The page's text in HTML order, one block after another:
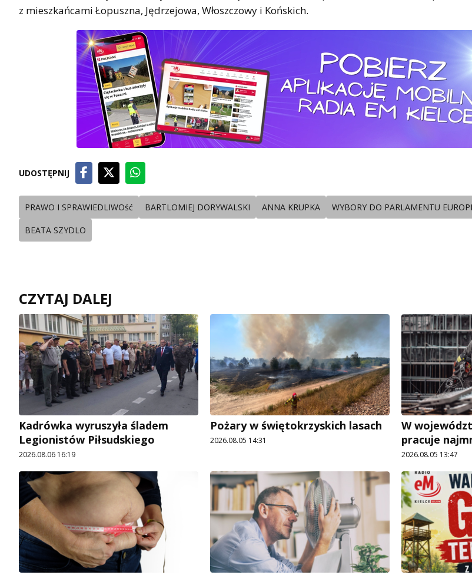
z mieszkańcami Łopuszna, Jędrzejowa, Włoszczowy i Końskich.
UDOSTĘPNIJ
PRAWO I SPRAWIEDLIWOść BARTLOMIEJ DORYWALSKI ANNA KRUPKA WYBORY DO PARLAMENTU
BEATA SZYDLO
CZYTAJ DALEJ
Kadrówka wyruszyła śladem
Legionistów Piłsudskiego
2026.08.06 16:19
Pożary w świętokrzyskich lasach
2026.08.05 14:31
W
pracuje
2026.08.05 13:47